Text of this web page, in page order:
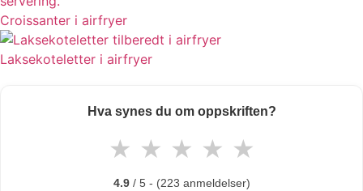
Croissanter i airfryer
Laksekoteletter i airfryer
Hva synes du om oppskriften?
★ ★ ★ ★ ★
4.9/ 5 - (223 anmeldelser)